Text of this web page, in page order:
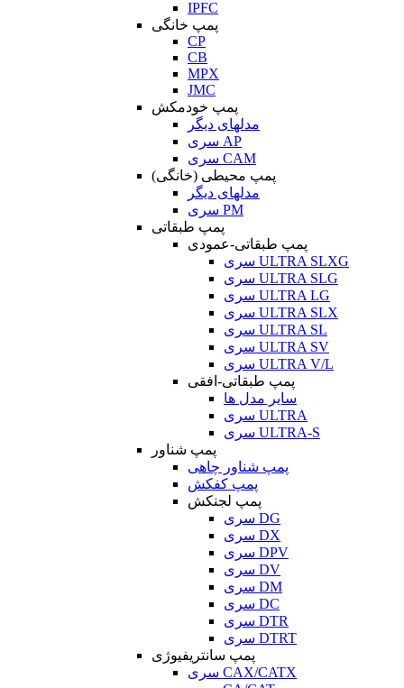
IPFC
پمپ خانگی
CP
CB
MPX
JMC
پمپ خودمکش
مدلهای دیگر
سری AP
سری CAM
پمپ محیطی (خانگی)
مدلهای دیگر
سری PM
پمپ طبقاتی
پمپ طبقاتی-عمودی
سری ULTRA SLXG
سری ULTRA SLG
سری ULTRA LG
سری ULTRA SLX
سری ULTRA SL
سری ULTRA SV
سری ULTRA V/L
پمپ طبقاتی-افقی
سایر مدل ها
سری ULTRA
سری ULTRA-S
پمپ شناور
پمپ شناور چاهی
پمپ کفکش
پمپ لجنکش
سری DG
سری DX
سری DPV
سری DV
سری DM
سری DC
سری DTR
سری DTRT
پمپ سانتریفیوژی
سری CAX/CATX